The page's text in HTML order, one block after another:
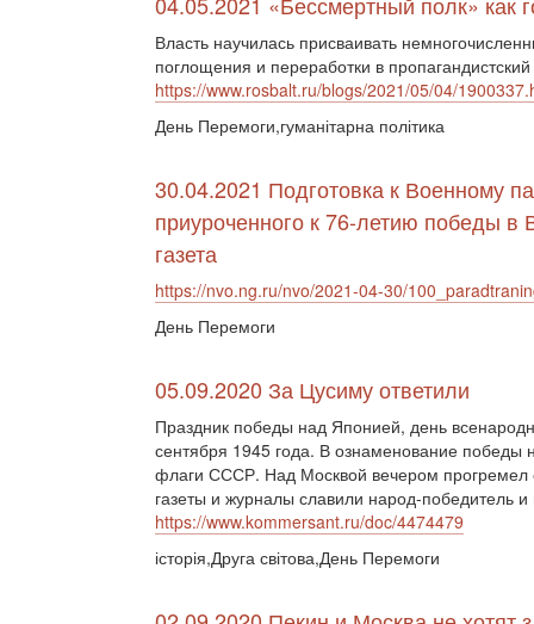
Власть научилась присваивать
поглощения и переработки в пропагандистский
https://www.rosbalt.ru/blogs/2021/05/04/
День Перемоги,гуманітарна політика
30.04.2021 Подготовка к Военному
приуроченного к 76-летию победы
газета
https://nvo.ng.ru/nvo/2021-04-30/
День Перемоги
05.09.2020 За Цусиму ответили
Праздник победы над Японией, день
сентября 1945 года. В ознаменование
флаги СССР. Над Москвой вечером прогремел
газеты и журналы славили народ-победитель
https://www.kommersant.ru/doc/4474479
історія,Друга світова,День Перемоги